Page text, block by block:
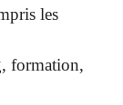
les
formation,